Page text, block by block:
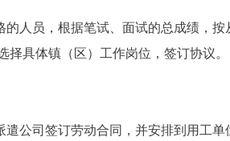
的人员，根据笔试、面试的总 成绩，按
具体镇（区）工作岗位，签订协议。
公司签订劳动合同，并安排到用工单